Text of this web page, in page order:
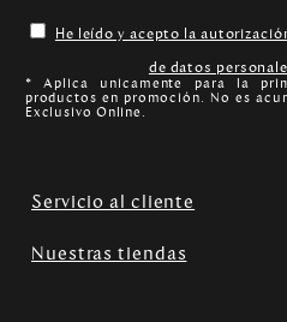
He leído y acepto la
de datos
* Aplica unicamente para la
productos en promoción. No es
Exclusivo Online.
Servicio al cliente
Nuestras tiendas